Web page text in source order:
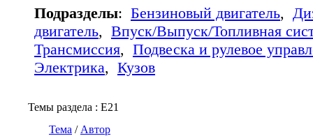
Подразделы: Бензиновый двигатель,
двигатель, Впуск/Выпуск/Топливная
Трансмиссия, Подвеска и рулевое
Электрика, Кузов
Темы раздела : E21
Тема / Автор